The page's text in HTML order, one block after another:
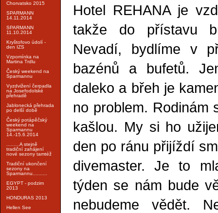
Chorvatsko 2015
SPARMANN
14.11.2014
SPARMANN
11.10.2014
Kryštofovo údolí -
den IZS
Vzpomínka na
Martina Trdlu
Český weekend na
Sparmannu
Vyzdvižení čerpadla
na Josefodolské
přehradě
Jablonecká přehrada
po delší době
Český potápěčský
weekend na
Sparmannu
14.-15.6.2014
.........A stejně
tradiční zahájení
nové sezony tamtéž
Tradiční ukončení
sezony na
Sparmannu..........
EGYPT - podzim
2013
HONDURAS 2013
Hellen See
Hotel REHANA je
takže do přístavu
Nevadí, bydlíme v
bazénů a bufetů.
daleko a břeh je
no problem. Rodinám
kašlou. My si ho
den po ránu přijíždí
divemaster. Je to
týden se nám bude
nebudeme vědět.